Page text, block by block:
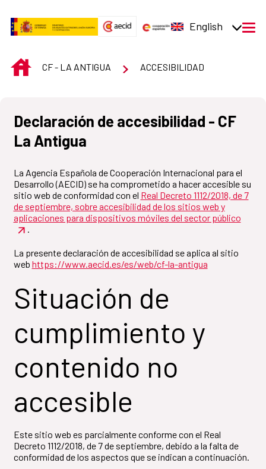
English
INICIOCF - LA ANTIGUA ACCESIBILIDAD
Declaración de accesibilidad - CF
La Antigua
La Agencia Española de Cooperación Internacional para el
Desarrollo (AECID) se ha comprometido a hacer accesible su
sitio web de conformidad con el Real Decreto 1112/2018, de 7
de septiembre, sobre accesibilidad de los sitios web y
aplicaciones para dispositivos móviles del sector público
.
La presente declaración de accesibilidad se aplica al sitio
web https://www.aecid.es/es/web/cf-la-antigua
Situación de
cumplimiento y
contenido no
accesible
Este sitio web es parcialmente conforme con el Real
Decreto 1112/2018, de 7 de septiembre, debido a la falta de
conformidad de los aspectos que se indican a continuación.